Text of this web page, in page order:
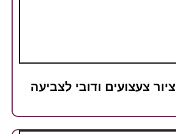
ציור צעצועים ודובי לצביעה